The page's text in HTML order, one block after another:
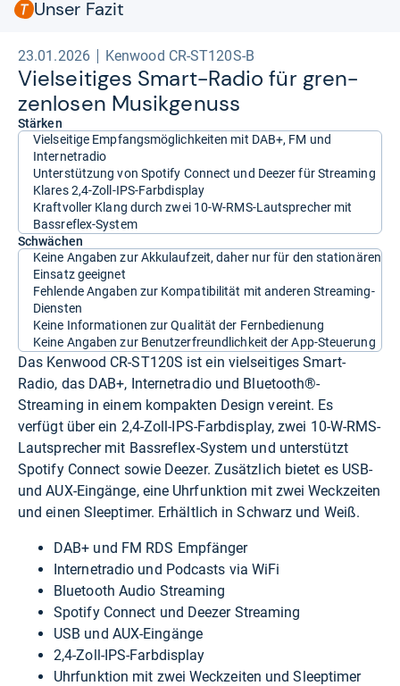
Unser Fazit
23.01.2026 Kenwood CR-ST120S-B
Viel­sei­ti­ges Smart-​Radio für gren­
zen­lo­sen Musik­ge­nuss
Stärken
Vielseitige Empfangsmöglichkeiten mit DAB+, FM und
Internetradio
Unterstützung von Spotify Connect und Deezer für Streaming
Klares 2,4-Zoll-IPS-Farbdisplay
Kraftvoller Klang durch zwei 10-W-RMS-Lautsprecher mit
Bassreflex-System
Schwächen
Keine Angaben zur Akkulaufzeit, daher nur für den stationären
Einsatz geeignet
Fehlende Angaben zur Kompatibilität mit anderen Streaming-
Diensten
Keine Informationen zur Qualität der Fernbedienung
Keine Angaben zur Benutzerfreundlichkeit der App-Steuerung
Das Kenwood CR-ST120S ist ein vielseitiges Smart-
Radio, das DAB+, Internetradio und Bluetooth®-
Streaming in einem kompakten Design vereint. Es
verfügt über ein 2,4-Zoll-IPS-Farbdisplay, zwei 10-W-RMS-
Lautsprecher mit Bassreflex-System und unterstützt
Spotify Connect sowie Deezer. Zusätzlich bietet es USB-
und AUX-Eingänge, eine Uhrfunktion mit zwei Weckzeiten
und einen Sleeptimer. Erhältlich in Schwarz und Weiß.
DAB+ und FM RDS Empfänger
Internetradio und Podcasts via WiFi
Bluetooth Audio Streaming
Spotify Connect und Deezer Streaming
USB und AUX-Eingänge
2,4-Zoll-IPS-Farbdisplay
Uhrfunktion mit zwei Weckzeiten und Sleeptimer